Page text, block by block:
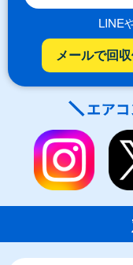
LINE
メールで回